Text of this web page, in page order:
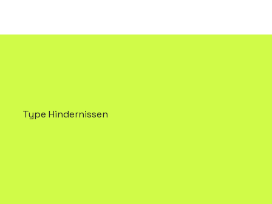
Type Hindernissen